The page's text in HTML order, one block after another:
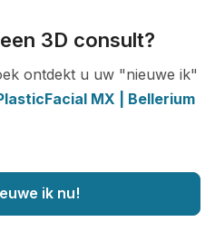
3D consult?
ontdekt u uw "nieuwe ik"
MX | Bellerium
ik nu!